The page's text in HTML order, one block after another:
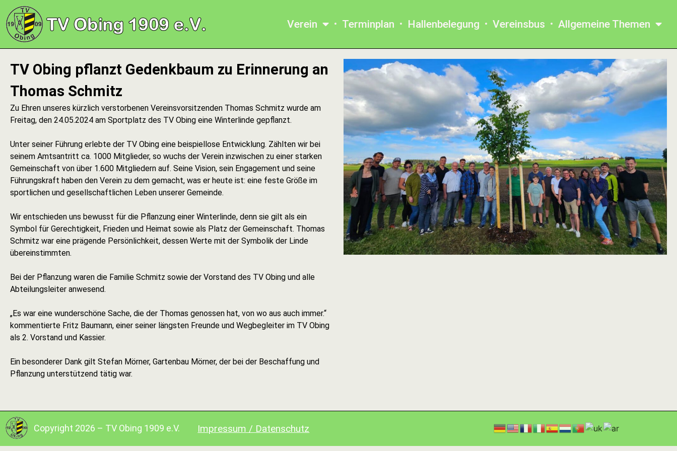
Verein Terminplan Hallenbelegung Vereinsbus Allgemeine Themen
TV Obing pflanzt Gedenkbaum zu Erinnerung an
Thomas Schmitz
Zu Ehren unseres kürzlich verstorbenen Vereinsvorsitzenden Thomas Schmitz wurde am
Freitag, den 24.05.2024 am Sportplatz des TV Obing eine Winterlinde gepflanzt.
Unter seiner Führung erlebte der TV Obing eine beispiellose Entwicklung. Zählten wir bei
seinem Amtsantritt ca. 1000 Mitglieder, so wuchs der Verein inzwischen zu einer starken
Gemeinschaft von über 1.600 Mitgliedern auf. Seine Vision, sein Engagement und seine
Führungskraft haben den Verein zu dem gemacht, was er heute ist: eine feste Größe im
sportlichen und gesellschaftlichen Leben unserer Gemeinde.
Wir entschieden uns bewusst für die Pflanzung einer Winterlinde, denn sie gilt als ein
Symbol für Gerechtigkeit, Frieden und Heimat sowie als Platz der Gemeinschaft. Thomas
Schmitz war eine prägende Persönlichkeit, dessen Werte mit der Symbolik der Linde
übereinstimmten.
Bei der Pflanzung waren die Familie Schmitz sowie der Vorstand des TV Obing und alle
Abteilungsleiter anwesend.
„Es war eine wunderschöne Sache, die der Thomas genossen hat, von wo aus auch immer.“
kommentierte Fritz Baumann, einer seiner längsten Freunde und Wegbegleiter im TV Obing
als 2. Vorstand und Kassier.
Ein besonderer Dank gilt Stefan Mörner, Gartenbau Mörner, der bei der Beschaffung und
Pflanzung unterstützend tätig war.
Copyright 2026 – TV Obing 1909 e.V. Impressum / Datenschutz